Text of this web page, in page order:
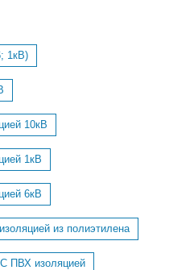
1кВ)
10кВ
1кВ
6кВ
из полиэтилена
С ПВХ изоляцией